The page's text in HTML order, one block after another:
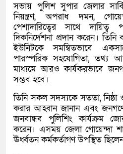
সভায় পুলিশ সুপার জেলার
নিয়ন্ত্রণ, অপরাধ দমন,
পেশাদারিত্বের সাথে
দিকনির্দেশনা প্রদান করেন।
ইউনিটকে সমন্বিতভাবে
পারস্পরিক সহযোগিতা, তথ্য
মাধ্যমে আরও কার্যকরভাবে
সম্ভব হবে।
তিনি সকল সদস্যকে সততা, নিষ্ঠা
করার আহ্বান জানান এবং
জনবান্ধব পুলিশিং কার্যক্রম
করেন। এসময় জেলা গোয়েন্দা
ঊর্ধ্বতন কর্মকর্তাগণ উপস্থিত